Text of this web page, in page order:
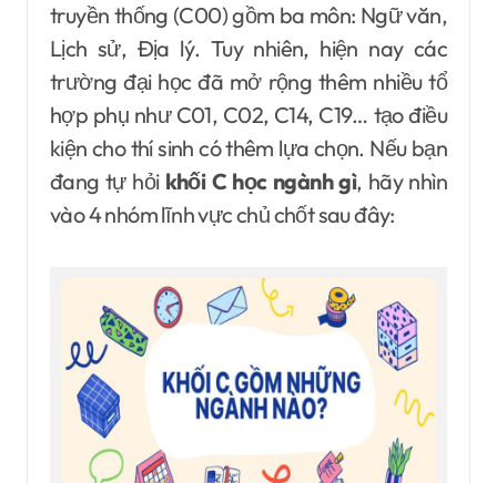
truyền thống (C00) gồm ba môn: Ngữ văn,
Lịch sử, Địa lý. Tuy nhiên, hiện nay các
trường đại học đã mở rộng thêm nhiều tổ
hợp phụ như C01, C02, C14, C19… tạo điều
kiện cho thí sinh có thêm lựa chọn. Nếu bạn
đang tự hỏikhối C học ngành gì, hãy nhìn
vào 4 nhóm lĩnh vực chủ chốt sau đây: